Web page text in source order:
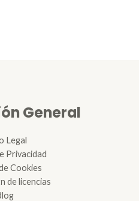
General
Legal
Privacidad
Cookies
de licencias